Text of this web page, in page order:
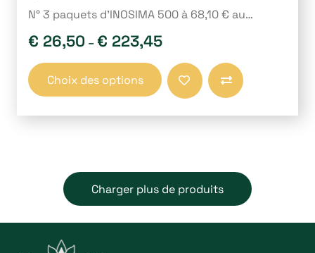
N° 3 paquets d’INOSIMA 500 à 68,10 € au…
€ 26,50 –€ 223,45
Choix des options
Ce
produit
peuvent
Charger plus de produits